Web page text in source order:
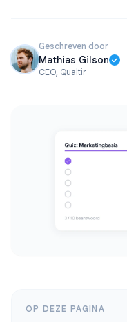
Geschreven door
Mathias Gilson
CEO, Qualtir
OP DEZE PAGINA